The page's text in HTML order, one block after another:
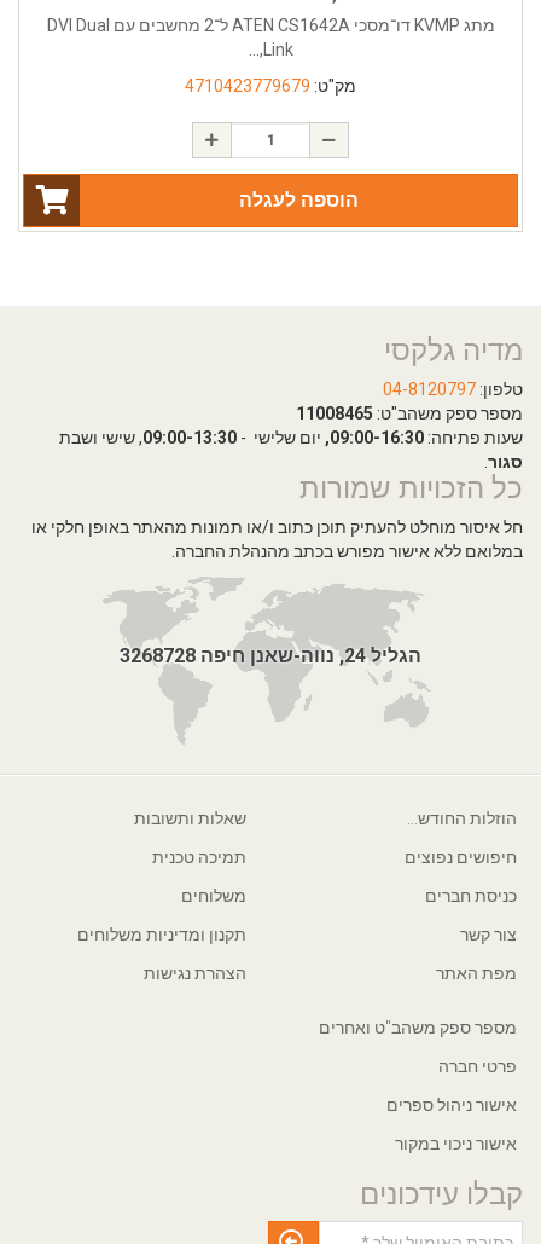
מתג KVMP דו־מסכי ATEN CS1642A ל־2 מחשבים עם DVI Dual
Link,...
מק"ט: 4710423779679
הוספה לעגלה
מדיה גלקסי
טלפון: 04-8120797
מספר ספק משהב"ט: 11008465
שעות פתיחה: 09:00-16:30, יום שלישי - 09:00-13:30, שישי ושבת
סגור
כל הזכויות שמורות
חל איסור מוחלט להעתיק תוכן כתוב ו/או תמונות מהאתר באופן חלקי או
במלואם ללא אישור מפורש בכתב מהנהלת החברה.
הגליל 24, נווה-שאנן חיפה 3268728
הוזלות החודש...
חיפושים נפוצים
כניסת חברים
צור קשר
מפת האתר
שאלות ותשובות
תמיכה טכנית
משלוחים
תקנון ומדיניות משלוחים
הצהרת נגישות
מספר ספק משהב"ט ואחרים
פרטי חברה
אישור ניהול ספרים
אישור ניכוי במקור
קבלו עידכונים